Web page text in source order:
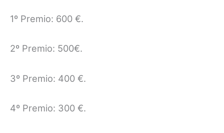
1º Premio: 600 €.
2º Premio: 500€.
3º Premio: 400 €.
4º Premio: 300 €.